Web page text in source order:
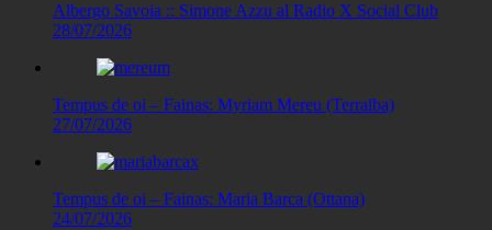
Albergo Savoia :: Simone Azzu al Radio X Social Club
28/07/2026
Tempus de oi – Fainas: Myriam Mereu (Terralba)
27/07/2026
Tempus de oi – Fainas: Maria Barca (Ottana)
24/07/2026